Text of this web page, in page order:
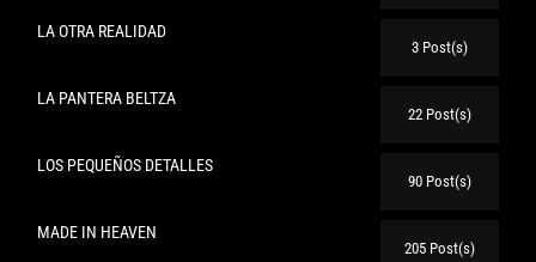
LA OTRA REALIDAD
3 Post(s)
LA PANTERA BELTZA
22 Post(s)
LOS PEQUEÑOS DETALLES
90 Post(s)
MADE IN HEAVEN
205 Post(s)